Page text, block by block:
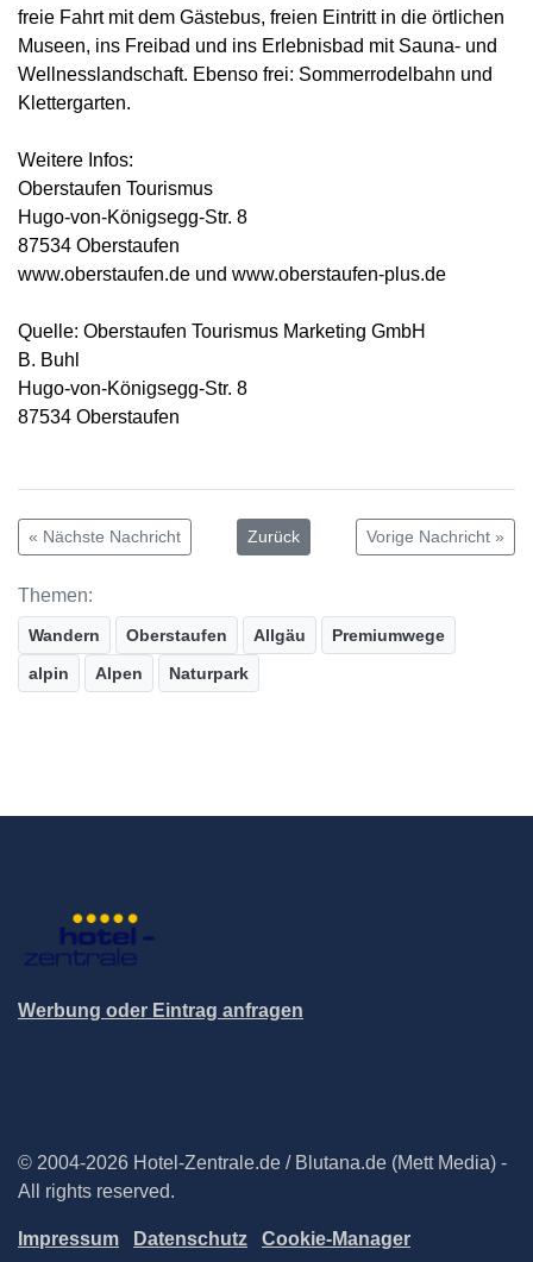
freie Fahrt mit dem Gästebus, freien Eintritt in die örtlichen
Museen, ins Freibad und ins Erlebnisbad mit Sauna- und
Wellnesslandschaft. Ebenso frei: Sommerrodelbahn und
Klettergarten.
Weitere Infos:
Oberstaufen Tourismus
Hugo-von-Königsegg-Str. 8
87534 Oberstaufen
www.oberstaufen.de und www.oberstaufen-plus.de
Quelle: Oberstaufen Tourismus Marketing GmbH
B. Buhl
Hugo-von-Königsegg-Str. 8
87534 Oberstaufen
« Nächste Nachricht Zurück Vorige Nachricht »
Themen:
Wandern Oberstaufen Allgäu
Premiumwege
alpin
Alpen Naturpark
Werbung oder Eintrag anfragen
© 2004-2026 Hotel-Zentrale.de / Blutana.de (Mett Media) -
All rights reserved.
Impressum Datenschutz Cookie-Manager